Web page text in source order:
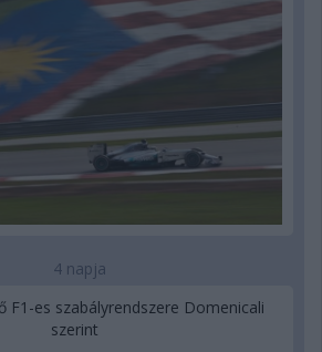
4 napja
F1-es szabályrendszere Domenicali
szerint